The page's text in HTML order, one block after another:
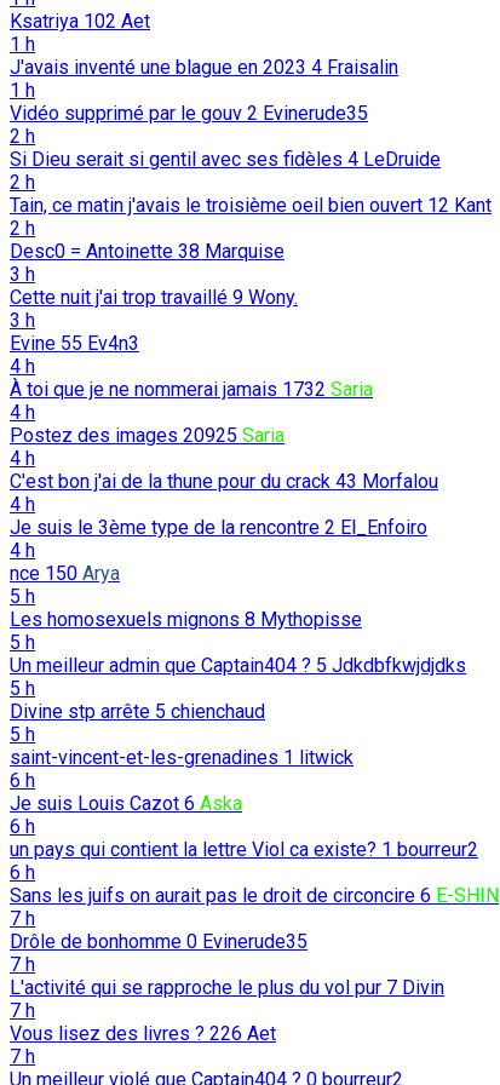
Ksatriya 102 Aet
1 h
J'avais inventé une blague en 2023 4 Fraisalin
1 h
Vidéo supprimé par le gouv 2 Evinerude35
2 h
Si Dieu serait si gentil avec ses fidèles 4 LeDruide
2 h
Tain, ce matin j'avais le troisième oeil bien ouvert 12 Kant
2 h
Desc0 = Antoinette 38 Marquise
3 h
Cette nuit j'ai trop travaillé 9 Wony.
3 h
Evine 55 Ev4n3
4 h
À toi que je ne nommerai jamais 1732 Saria
4 h
Postez des images 20925 Saria
4 h
C'est bon j'ai de la thune pour du crack 43 Morfalou
4 h
Je suis le 3ème type de la rencontre 2 El_Enfoiro
4 h
nce 150 Arya
5 h
Les homosexuels mignons 8 Mythopisse
5 h
Un meilleur admin que Captain404 ? 5 Jdkdbfkwjdjdks
5 h
Divine stp arrête 5 chienchaud
5 h
saint-vincent-et-les-grenadines 1 litwick
6 h
Je suis Louis Cazot 6 Aska
6 h
un pays qui contient la lettre Viol ca existe? 1 bourreur2
6 h
Sans les juifs on aurait pas le droit de circoncire 6 E-SHIN
7 h
Drôle de bonhomme 0 Evinerude35
7 h
L'activité qui se rapproche le plus du vol pur 7 Divin
7 h
Vous lisez des livres ? 226 Aet
7 h
Un meilleur violé que Captain404 ? 0 bourreur2